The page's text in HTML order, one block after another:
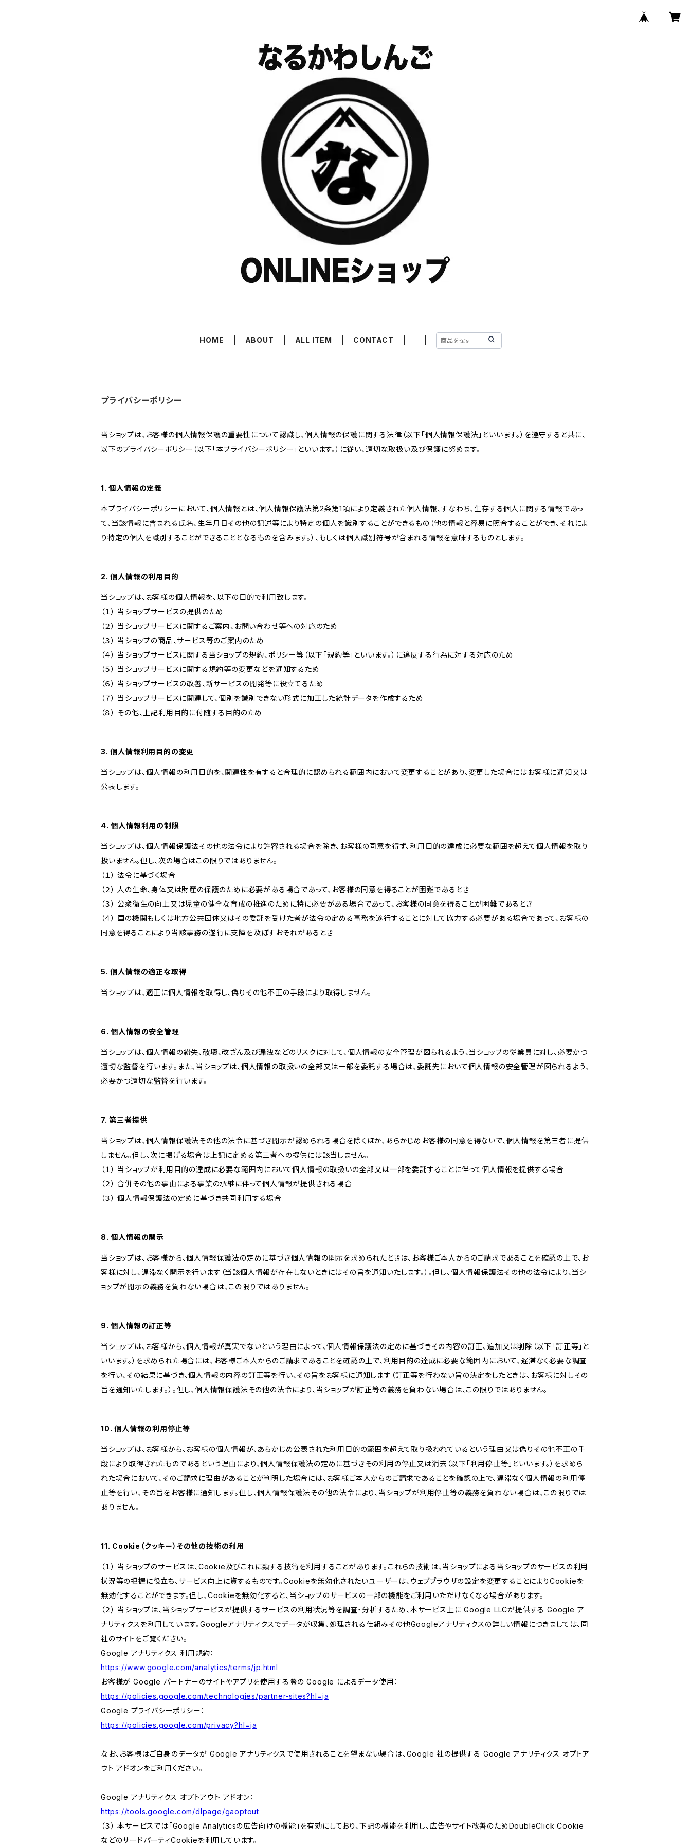
HOME ABOUT ALL ITEM CONTACT
プライバシーポリシー
当ショップは、お客様の個人情報保護の重要性について認識し、個人情報の保護に関する法律（以下「個人情報保護法」といいます。）を遵守すると共に、
以下のプライバシーポリシー（以下「本プライバシーポリシー」といいます。）に従い、適切な取扱い及び保護に努めます。
1. 個人情報の定義
本プライバシーポリシーにおいて、個人情報とは、個人情報保護法第2条第1項により定義された個人情報、すなわち、生存する個人に関する情報であっ
て、当該情報に含まれる氏名、生年月日その他の記述等により特定の個人を識別することができるもの（他の情報と容易に照合することができ、それによ
り特定の個人を識別することができることとなるものを含みます。）、もしくは個人識別符号が含まれる情報を意味するものとします。
2. 個人情報の利用目的
当ショップは、お客様の個人情報を、以下の目的で利用致します。
（１） 当ショップサービスの提供のため
（２） 当ショップサービスに関するご案内、お問い合わせ等への対応のため
（３） 当ショップの商品、サービス等のご案内のため
（４） 当ショップサービスに関する当ショップの規約、ポリシー等（以下「規約等」といいます。）に違反する行為に対する対応のため
（５） 当ショップサービスに関する規約等の変更などを通知するため
（６） 当ショップサービスの改善、新サービスの開発等に役立てるため
（７） 当ショップサービスに関連して、個別を識別できない形式に加工した統計データを作成するため
（８） その他、上記利用目的に付随する目的のため
3. 個人情報利用目的の変更
当ショップは、個人情報の利用目的を、関連性を有すると合理的に認められる範囲内において変更することがあり、変更した場合にはお客様に通知又は
公表します。
4. 個人情報利用の制限
当ショップは、個人情報保護法その他の法令により許容される場合を除き、お客様の同意を得ず、利用目的の達成に必要な範囲を超えて個人情報を取り
扱いません。但し、次の場合はこの限りではありません。
（１） 法令に基づく場合
（２） 人の生命、身体又は財産の保護のために必要がある場合であって、お客様の同意を得ることが困難であるとき
（３） 公衆衛生の向上又は児童の健全な育成の推進のために特に必要がある場合であって、お客様の同意を得ることが困難であるとき
（４） 国の機関もしくは地方公共団体又はその委託を受けた者が法令の定める事務を遂行することに対して協力する必要がある場合であって、お客様の
同意を得ることにより当該事務の遂行に支障を及ぼすおそれがあるとき
5. 個人情報の適正な取得
当ショップは、適正に個人情報を取得し、偽りその他不正の手段により取得しません。
6. 個人情報の安全管理
当ショップは、個人情報の紛失、破壊、改ざん及び漏洩などのリスクに対して、個人情報の安全管理が図られるよう、当ショップの従業員に対し、必要かつ
適切な監督を行います。また、当ショップは、個人情報の取扱いの全部又は一部を委託する場合は、委託先において個人情報の安全管理が図られるよう、
必要かつ適切な監督を行います。
7. 第三者提供
当ショップは、個人情報保護法その他の法令に基づき開示が認められる場合を除くほか、あらかじめお客様の同意を得ないで、個人情報を第三者に提供
しません。但し、次に掲げる場合は上記に定める第三者への提供には該当しません。
（１） 当ショップが利用目的の達成に必要な範囲内において個人情報の取扱いの全部又は一部を委託することに伴って個人情報を提供する場合
（２） 合併その他の事由による事業の承継に伴って個人情報が提供される場合
（３） 個人情報保護法の定めに基づき共同利用する場合
8. 個人情報の開示
当ショップは、お客様から、個人情報保護法の定めに基づき個人情報の開示を求められたときは、お客様ご本人からのご請求であることを確認の上で、お
客様に対し、遅滞なく開示を行います（当該個人情報が存在しないときにはその旨を通知いたします。）。但し、個人情報保護法その他の法令により、当シ
ョップが開示の義務を負わない場合は、この限りではありません。
9. 個人情報の訂正等
当ショップは、お客様から、個人情報が真実でないという理由によって、個人情報保護法の定めに基づきその内容の訂正、追加又は削除（以下「訂正等」と
いいます。）を求められた場合には、お客様ご本人からのご請求であることを確認の上で、利用目的の達成に必要な範囲内において、遅滞なく必要な調査
を行い、その結果に基づき、個人情報の内容の訂正等を行い、その旨をお客様に通知します（訂正等を行わない旨の決定をしたときは、お客様に対しその
旨を通知いたします。）。但し、個人情報保護法その他の法令により、当ショップが訂正等の義務を負わない場合は、この限りではありません。
10. 個人情報の利用停止等
当ショップは、お客様から、お客様の個人情報が、あらかじめ公表された利用目的の範囲を超えて取り扱われているという理由又は偽りその他不正の手
段により取得されたものであるという理由により、個人情報保護法の定めに基づきその利用の停止又は消去（以下「利用停止等」といいます。）を求めら
れた場合において、そのご請求に理由があることが判明した場合には、お客様ご本人からのご請求であることを確認の上で、遅滞なく個人情報の利用停
止等を行い、その旨をお客様に通知します。但し、個人情報保護法その他の法令により、当ショップが利用停止等の義務を負わない場合は、この限りでは
ありません。
11. Cookie（クッキー）その他の技術の利用
（１） 当ショップのサービスは、Cookie及びこれに類する技術を利用することがあります。これらの技術は、当ショップによる当ショップのサービスの利用
状況等の把握に役立ち、サービス向上に資するものです。Cookieを無効化されたいユーザーは、ウェブブラウザの設定を変更することによりCookieを
無効化することができます。但し、Cookieを無効化すると、当ショップのサービスの一部の機能をご利用いただけなくなる場合があります。
（２） 当ショップは、当ショップサービスが提供するサービスの利用状況等を調査・分析するため、本サービス上に Google LLCが提供する Google ア
ナリティクスを利用しています。Googleアナリティクスでデータが収集、処理される仕組みその他Googleアナリティクスの詳しい情報につきましては、同
社のサイトをご覧ください。
Google アナリティクス 利用規約：
https://www.google.com/analytics/terms/jp.html
お客様が Google パートナーのサイトやアプリを使用する際の Google によるデータ使用：
https://policies.google.com/technologies/partner-sites?hl=ja
Google プライバシーポリシー：
https://policies.google.com/privacy?hl=ja
なお、お客様はご自身のデータが Google アナリティクスで使用されることを望まない場合は、Google 社の提供する Google アナリティクス オプトア
ウト アドオンをご利用ください。
Google アナリティクス オプトアウト アドオン：
https://tools.google.com/dlpage/gaoptout
（３） 本サービスでは「Google Analyticsの広告向けの機能」を有効にしており、下記の機能を利用し、広告やサイト改善のためDoubleClick Cookie
などのサードパーティCookieを利用しています。